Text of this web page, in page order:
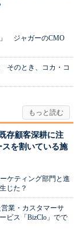
」 ジャガーのCMO
そのとき、コカ・コ
存顧客深耕に注
を割いている施
ケティング部門と進
じた？
業・カスタマーサ
ビス「BizClo」でで